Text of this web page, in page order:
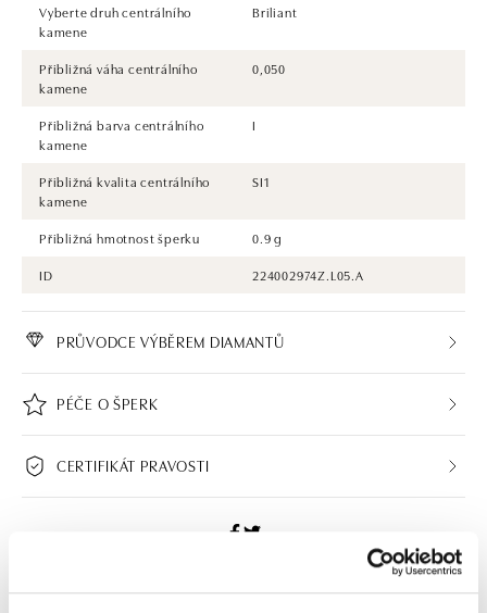
Vyberte druh centrálního
kamene
Briliant
Přibližná váha centrálního
kamene
0,050
Přibližná barva centrálního
kamene
I
Přibližná kvalita centrálního
kamene
SI1
Přibližná hmotnost šperku
0.9 g
ID
224002974Z.L05.A
PRŮVODCE VÝBĚREM DIAMANTŮ
PÉČE O ŠPERK
CERTIFIKÁT PRAVOSTI